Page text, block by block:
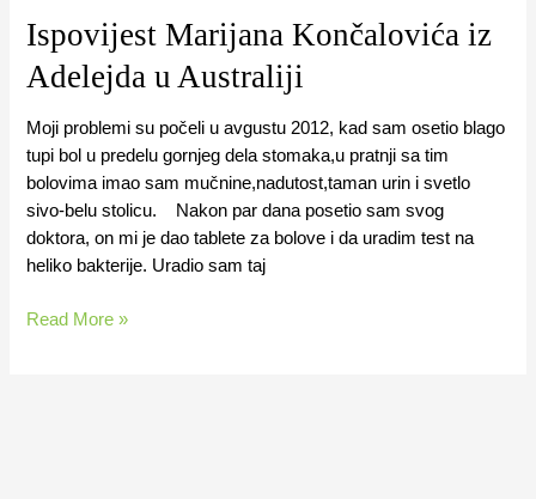
Ispovijest Marijana Končalovića iz
Adelejda u Australiji
Moji problemi su počeli u avgustu 2012, kad sam osetio blago
tupi bol u predelu gornjeg dela stomaka,u pratnji sa tim
bolovima imao sam mučnine,nadutost,taman urin i svetlo
sivo-belu stolicu. Nakon par dana posetio sam svog
doktora, on mi je dao tablete za bolove i da uradim test na
heliko bakterije. Uradio sam taj
Read More »